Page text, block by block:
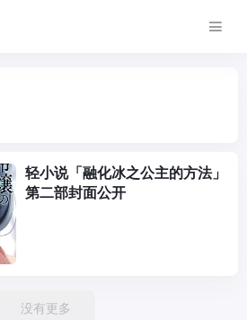
轻小说「融化冰之公主的方法」
第二部封面公开
没有更多